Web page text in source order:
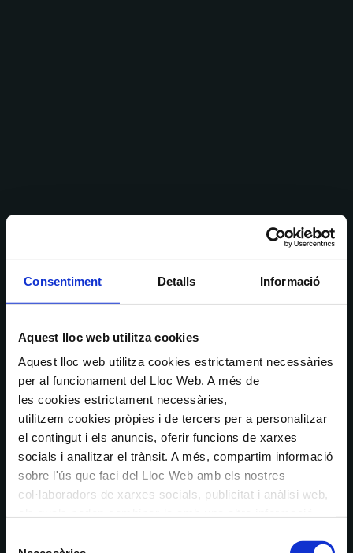
Consentiment Detalls Informació
Aquest lloc web utilitza cookies
Aquest lloc web utilitza cookies estrictament necessàries
per al funcionament del Lloc Web. A més de
les cookies estrictament necessàries,
utilitzem cookies pròpies i de tercers per a personalitzar
el contingut i els anuncis, oferir funcions de xarxes
socials i analitzar el trànsit. A més, compartim informació
sobre l'ús que faci del Lloc Web amb els nostres
col·laboradors de xarxes socials, publicitat i anàlisi web,